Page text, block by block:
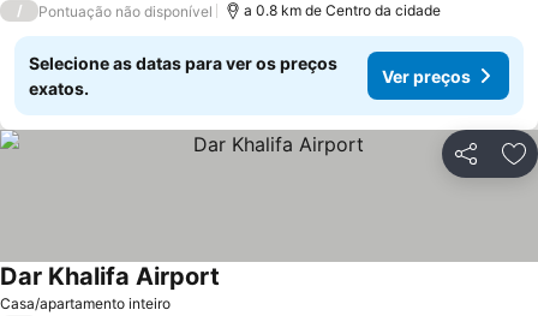
/ Pontuação não disponível a 0.8 km de Centro da cidade
Selecione as datas para ver os preços
exatos.
Ver preços
Partilhar
Casa/apartamento inteiro
Dar Khalifa Airport